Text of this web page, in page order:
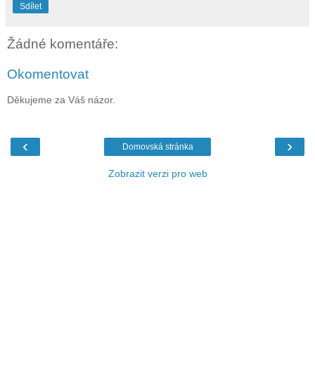
Sdílet
Žádné komentáře:
Okomentovat
Děkujeme za Váš názor.
‹ ›
Domovská stránka
Zobrazit verzi pro web